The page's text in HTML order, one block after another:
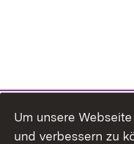
Um unsere
und verbessern zu